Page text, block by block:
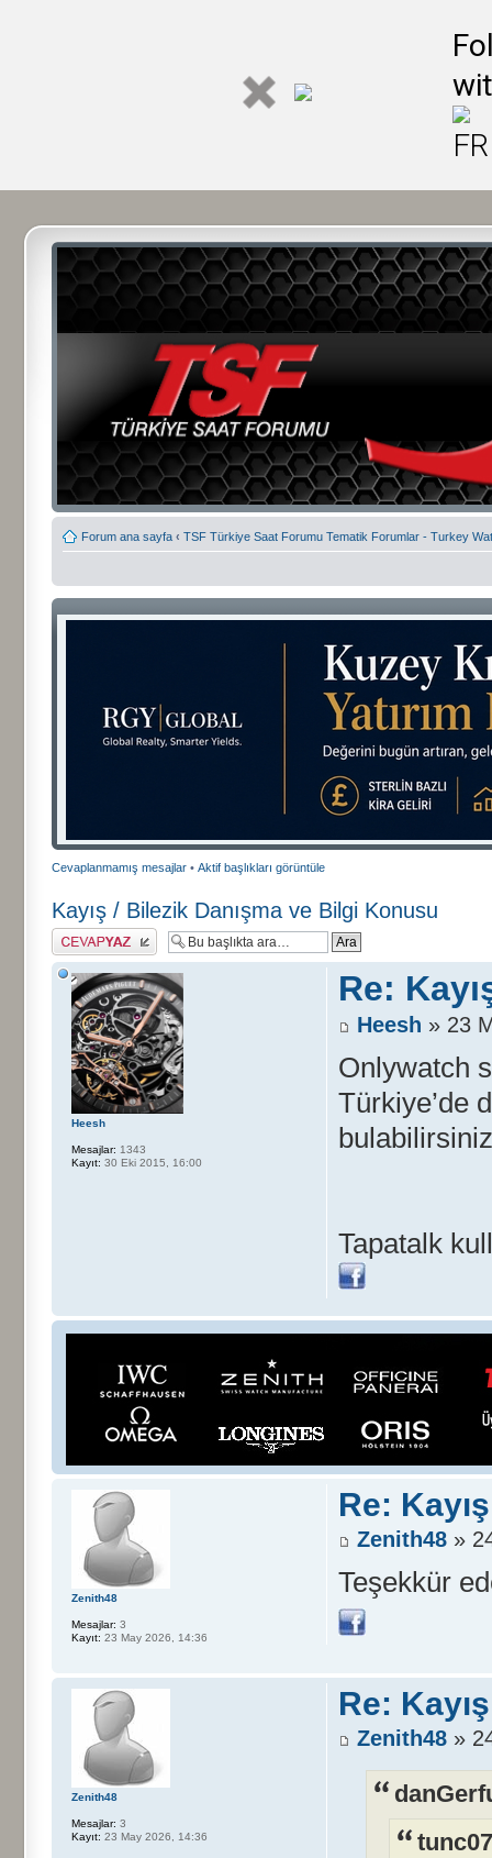
Forum ana sayfa ‹ TSF Türkiye Saat Forumu Tematik Forumlar - Turkey
Cevaplanmamış mesajlar • Aktif başlıkları görüntüle
Kayış / Bilezik Danışma ve Bilgi Konusu
Cevap gönder
Re:
Heesh » 23
Onlywatch
Türkiye’de
Tapatalk
Heesh
Mesajlar: 1343
Kayıt: 30 Eki 2015, 16:00
Re:
Zenith48 »
Teşekkür
Zenith48
Mesajlar: 3
Kayıt: 23 May 2026, 14:36
Re:
Zenith48 »
Zenith48
Mesajlar: 3
Kayıt: 23 May 2026, 14:36